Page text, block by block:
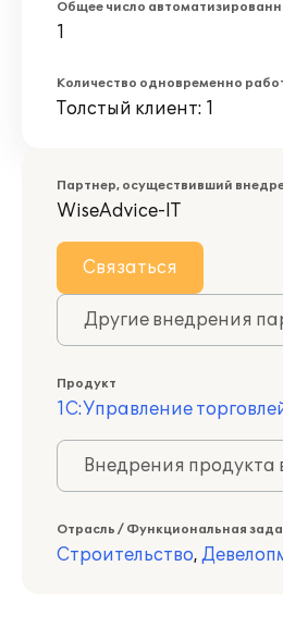
Общее число
1
Количество одновременно
Толстый клиент: 1
Партнер, осуществивший
WiseAdvice-IT
Связаться
Другие внедрения
Продукт
1С:Управление
Внедрения
Отрасль / Функциональная
Строительство,